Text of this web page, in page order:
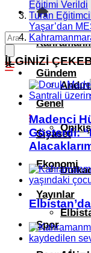
Gündem
Genel
Siyaset
Ekonomi
Yayınlar
Spor
Eğitimi Verildi
Turan
Yaşar’dan
İLGİNİZİ
Madenci
Gösterdi: